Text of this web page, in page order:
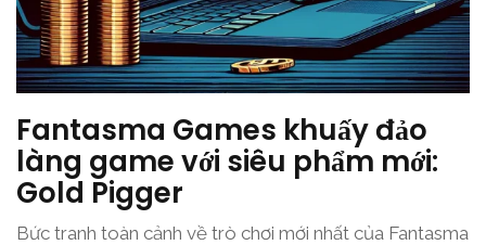
Fantasma Games khuấy đảo
làng game với siêu phẩm mới:
Gold Pigger
Bức tranh toàn cảnh về trò chơi mới nhất của Fantasma